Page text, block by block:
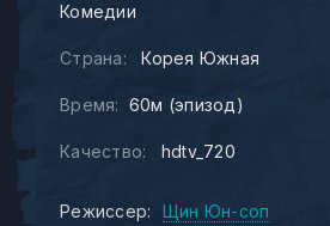
Комедии
Страна: Корея Южная
Время: 60м (эпизод)
Качество: hdtv_720
Режиссер:
Щин Юн-соп